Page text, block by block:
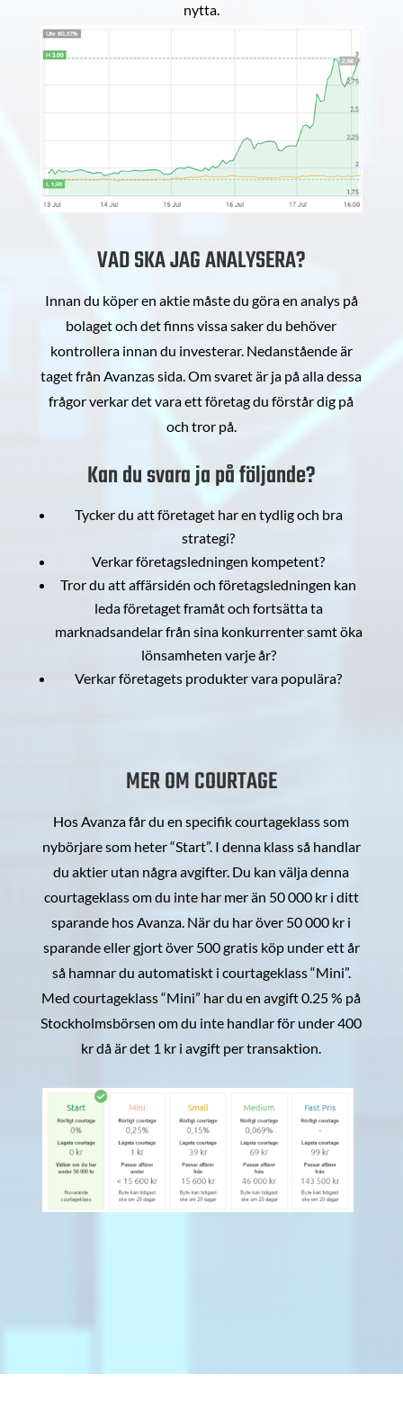
nytta.
VAD SKA JAG ANALYSERA?
Innan du köper en aktie måste du göra en analys på
bolaget och det finns vissa saker du behöver
kontrollera innan du investerar. Nedanstående är
taget från Avanzas sida. Om svaret är ja på alla dessa
frågor verkar det vara ett företag du förstår dig på
och tror på.
Kan du svara ja på följande?
Tycker du att företaget har en tydlig och bra
strategi?
Verkar företagsledningen kompetent?
Tror du att affärsidén och företagsledningen kan
leda företaget framåt och fortsätta ta
marknadsandelar från sina konkurrenter samt öka
lönsamheten varje år?
Verkar företagets produkter vara populära?
MER OM COURTAGE
Hos Avanza får du en specifik courtageklass som
nybörjare som heter “Start”. I denna klass så handlar
du aktier utan några avgifter. Du kan välja denna
courtageklass om du inte har mer än 50 000 kr i ditt
sparande hos Avanza. När du har över 50 000 kr i
sparande eller gjort över 500 gratis köp under ett år
så hamnar du automatiskt i courtageklass “Mini”.
Med courtageklass “Mini” har du en avgift 0.25 % på
Stockholmsbörsen om du inte handlar för under 400
kr då är det 1 kr i avgift per transaktion.